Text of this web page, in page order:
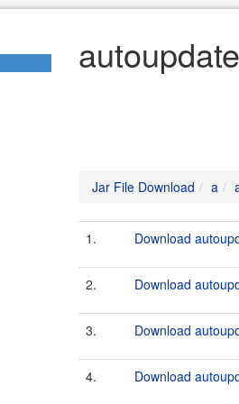
Jar File Download a
1. Download
2. Download
3. Download
4. Download